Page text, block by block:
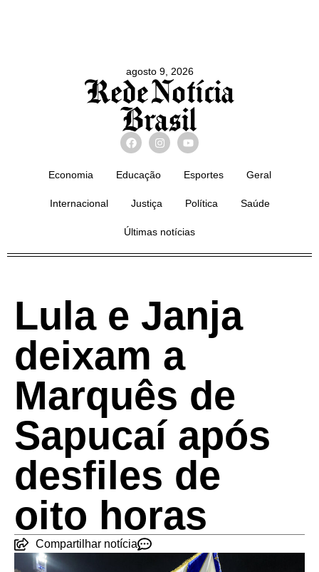
agosto 9, 2026
Economia Educação Esportes Geral
Internacional Justiça Política Saúde
Últimas notícias
Lula e Janja
deixam a
Marquês de
Sapucaí após
desfiles de
oito horas
Compartilhar notícia